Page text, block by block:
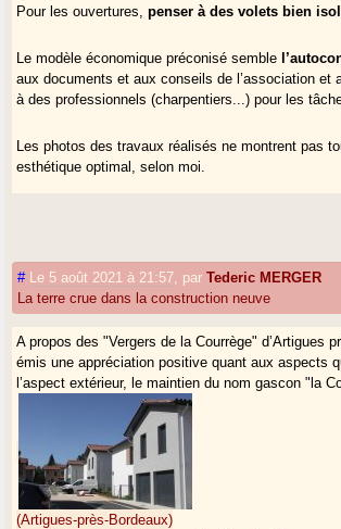
Pour les ouvertures,penser à des volets bien
Le modèle économique préconisé semble
aux documents et aux conseils de l’association et
à des professionnels (charpentiers...) pour les
Les photos des travaux réalisés ne montrent pas
esthétique optimal, selon moi.
# Le 5 août 2021 à 21:57 parTederic MERGER
La terre crue dans la construction neuve
A propos des "Vergers de la Courrège" d’Artigues
émis une appréciation positive quant aux aspects
l’aspect extérieur, le maintien du nom gascon "la
(Artigues-près-Bordeaux)